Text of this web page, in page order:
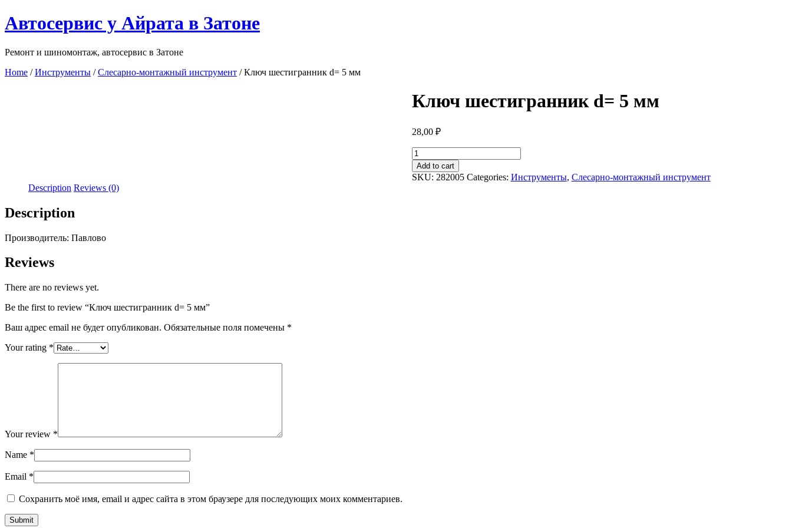
Перейти
к
Автосервис у Айрата в Затоне
Ремонт и шиномонтаж, автосервис в Затоне
Home /Инструменты /Слесарно-монтажный инструмент / Ключ шестигранник d= 5 мм
Ключ шестигранник d= 5 мм
28,00 ₽
Ключ
шестигранник
d=
5
Add to cart
SKU: 282005 Categories: Инструменты, Слесарно-монтажный инструмент
Description Reviews (0)
Description
Производитель: Павлово
Reviews
There are no reviews yet.
Be the first to review “Ключ шестигранник d= 5 мм”
Ваш адрес email не будет опубликован. Обязательные поля помечены *
Your rating *
Your review *
Name *
Email *
Сохранить моё имя, email и адрес сайта в этом браузере для последующих моих комментариев.